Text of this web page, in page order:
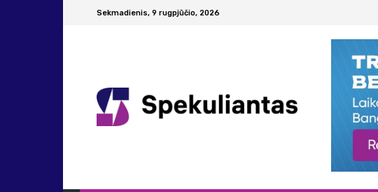
Sekmadienis, 9 rugpjūčio, 2026